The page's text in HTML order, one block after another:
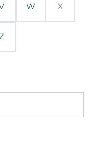
W X
Z